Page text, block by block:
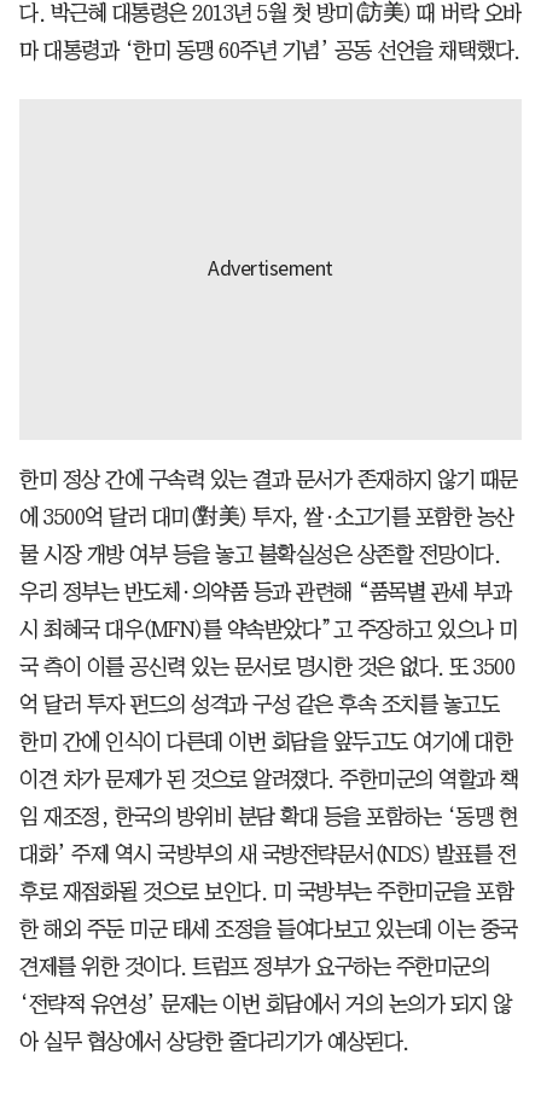
다. 박근혜 대통령은 2013년 5월 첫 방미(訪美) 때 버락 오바
마 대통령과 ‘한미 동맹 60주년 기념’ 공동 선언을 채택했다.
한미 정상 간에 구속력 있는 결과 문서가 존재하지 않기 때문
에 3500억 달러 대미(對美) 투자, 쌀·소고기를 포함한 농산
물 시장 개방 여부 등을 놓고 불확실성은 상존할 전망이다.
우리 정부는 반도체·의약품 등과 관련해 “품목별 관세 부과
시 최혜국 대우(MFN)를 약속받았다”고 주장하고 있으나 미
국 측이 이를 공신력 있는 문서로 명시한 것은 없다. 또 3500
억 달러 투자 펀드의 성격과 구성 같은 후속 조치를 놓고도
한미 간에 인식이 다른데 이번 회담을 앞두고도 여기에 대한
이견 차가 문제가 된 것으로 알려졌다. 주한미군의 역할과 책
임 재조정, 한국의 방위비 분담 확대 등을 포함하는 ‘동맹 현
대화’ 주제 역시 국방부의 새 국방전략문서(NDS) 발표를 전
후로 재점화될 것으로 보인다. 미 국방부는 주한미군을 포함
한 해외 주둔 미군 태세 조정을 들여다보고 있는데 이는 중국
견제를 위한 것이다. 트럼프 정부가 요구하는 주한미군의
‘전략적 유연성’ 문제는 이번 회담에서 거의 논의가 되지 않
아 실무 협상에서 상당한 줄다리기가 예상된다.